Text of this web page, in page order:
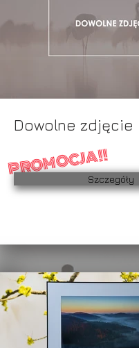
Dowolne zdjęcie
PROMOCJA!!Szczegóły